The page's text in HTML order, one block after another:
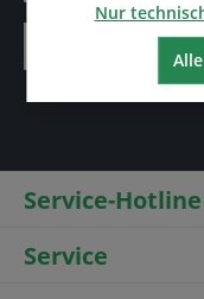
Service-Hotline
Service
Nur